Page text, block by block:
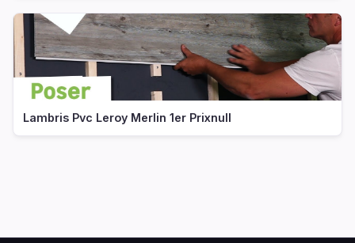
Lambris Pvc Leroy Merlin 1er Prixnull